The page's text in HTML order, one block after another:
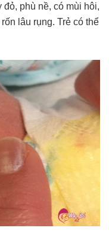
đỏ, phù nề, có mùi hôi,
lâu rụng. Trẻ có thể